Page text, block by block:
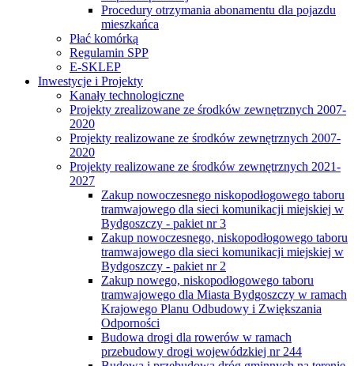
Procedury otrzymania abonamentu dla pojazdu
mieszkańca
Płać komórką
Regulamin SPP
E-SKLEP
Inwestycje i Projekty
Kanały technologiczne
Projekty zrealizowane ze środków zewnętrznych 2007-
2020
Projekty realizowane ze środków zewnętrznych 2007-
2020
Projekty realizowane ze środków zewnętrznych 2021-
2027
Zakup nowoczesnego niskopodłogowego taboru
tramwajowego dla sieci komunikacji miejskiej w
Bydgoszczy - pakiet nr 3
Zakup nowoczesnego, niskopodłogowego taboru
tramwajowego dla sieci komunikacji miejskiej w
Bydgoszczy - pakiet nr 2
Zakup nowego, niskopodłogowego taboru
tramwajowego dla Miasta Bydgoszczy w ramach
Krajowego Planu Odbudowy i Zwiększania
Odporności
Budowa drogi dla rowerów w ramach
przebudowy drogi wojewódzkiej nr 244